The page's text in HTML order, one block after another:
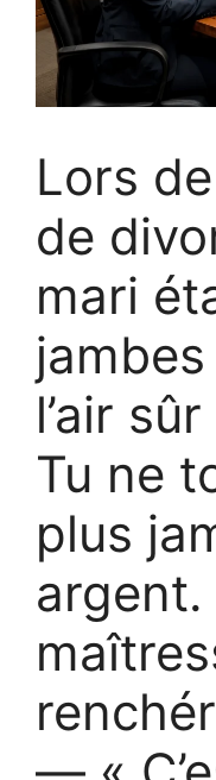
Lors
de
mari
l’air
Tu ne
plus
argent.